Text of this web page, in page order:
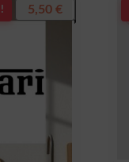
5,50€